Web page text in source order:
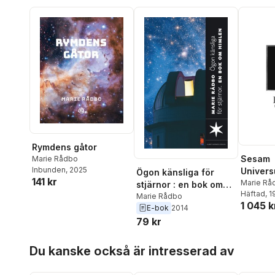
Rymdens gåtor
Marie Rådbo
Inbunden, 2025
141 kr
Ögon känsliga för
stjärnor : en bok om
rymden
Marie Rådbo
E-bok 2014
79 kr
Sesam
Marie
Häftad,
1 045
Du kanske också är intresserad av